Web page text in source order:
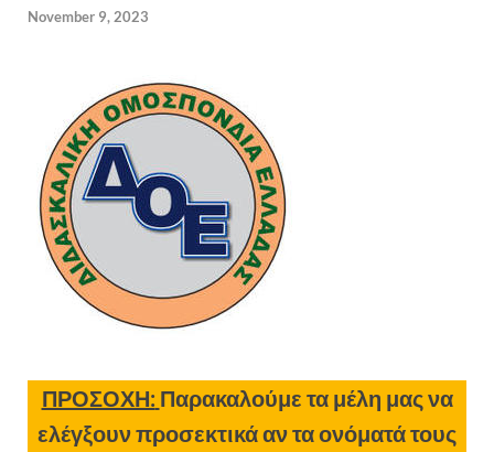
November 9, 2023
ΠΡΟΣΟΧΗ: Παρακαλούμε τα μέλη μας να
ελέγξουν προσεκτικά αν τα ονόματά τους